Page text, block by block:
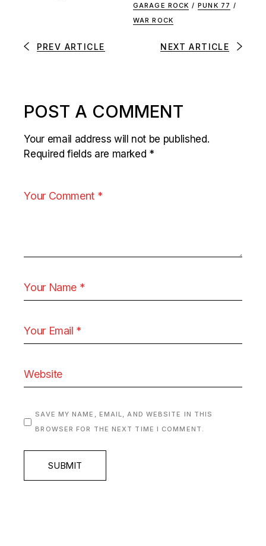
GARAGE ROCK / PUNK 77 /
WAR ROCK
PREV ARTICLE NEXT ARTICLE
POST A COMMENT
Your email address will not be published.
Required fields are marked *
SAVE MY NAME, EMAIL, AND WEBSITE IN THIS
BROWSER FOR THE NEXT TIME I COMMENT.
SUBMIT